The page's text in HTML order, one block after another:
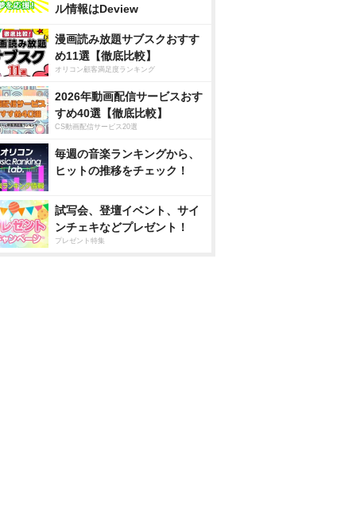
ル情報はDeview
漫画読み放題サブスクおすす
め11選【徹底比較】
オリコン顧客満足度ランキング
2026年動画配信サービスおす
すめ40選【徹底比較】
CS動画配信サービス20選
毎週の音楽ランキングから、
ヒットの推移をチェック！
試写会、登壇イベント、サイ
ンチェキなどプレゼント！
プレゼント特集